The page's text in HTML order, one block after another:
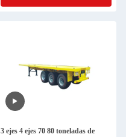
3 ejes 4 ejes 70 80 toneladas de